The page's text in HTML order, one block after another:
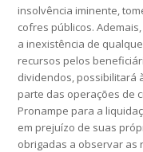
insolvência iminente,
cofres públicos.
a inexistência de
recursos pelos
dividendos, possibilitará
parte das operações de
Pronampe para a
em prejuízo de suas
obrigadas a observar as